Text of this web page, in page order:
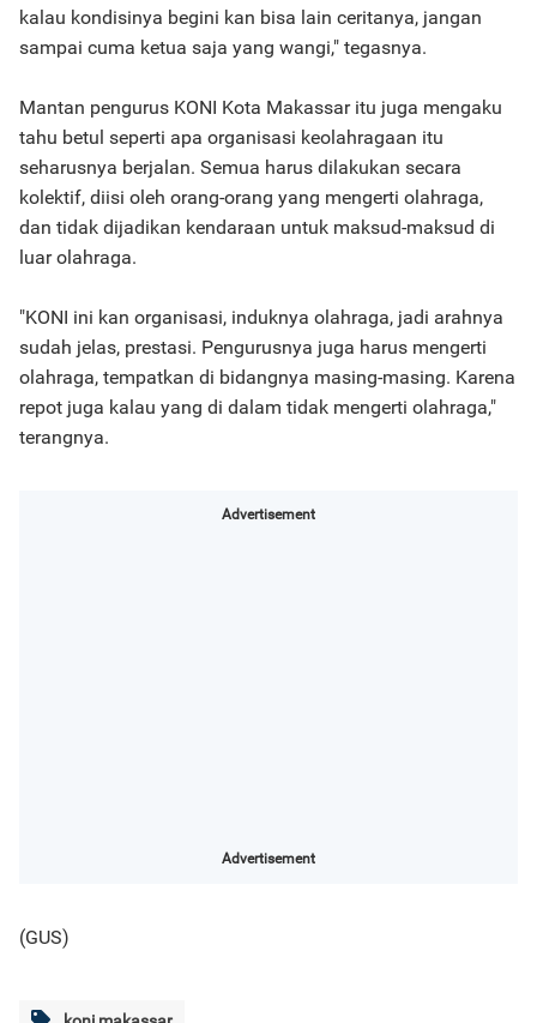
kalau kondisinya begini kan bisa lain ceritanya, jangan
sampai cuma ketua saja yang wangi," tegasnya.
Mantan pengurus KONI Kota Makassar itu juga mengaku
tahu betul seperti apa organisasi keolahragaan itu
seharusnya berjalan. Semua harus dilakukan secara
kolektif, diisi oleh orang-orang yang mengerti olahraga,
dan tidak dijadikan kendaraan untuk maksud-maksud di
luar olahraga.
"KONI ini kan organisasi, induknya olahraga, jadi arahnya
sudah jelas, prestasi. Pengurusnya juga harus mengerti
olahraga, tempatkan di bidangnya masing-masing. Karena
repot juga kalau yang di dalam tidak mengerti olahraga,"
terangnya.
Advertisement
Advertisement
(GUS)